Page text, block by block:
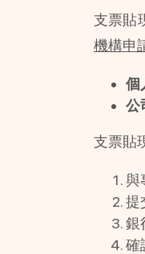
支票貼
機構申
個
公
支票貼
與
提
銀
確